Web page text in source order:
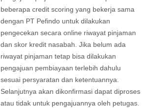
beberapa credit scoring yang bekerja sama
dengan PT Pefindo untuk dilakukan
pengecekan secara online riwayat pinjaman
dan skor kredit nasabah. Jika belum ada
riwayat pinjaman tetap bisa dilakukan
pengajuan pembiayaan terlebih dahulu
sesuai persyaratan dan ketentuannya.
Selanjutnya akan dikonfirmasi dapat diproses
atau tidak untuk pengajuannya oleh petugas.